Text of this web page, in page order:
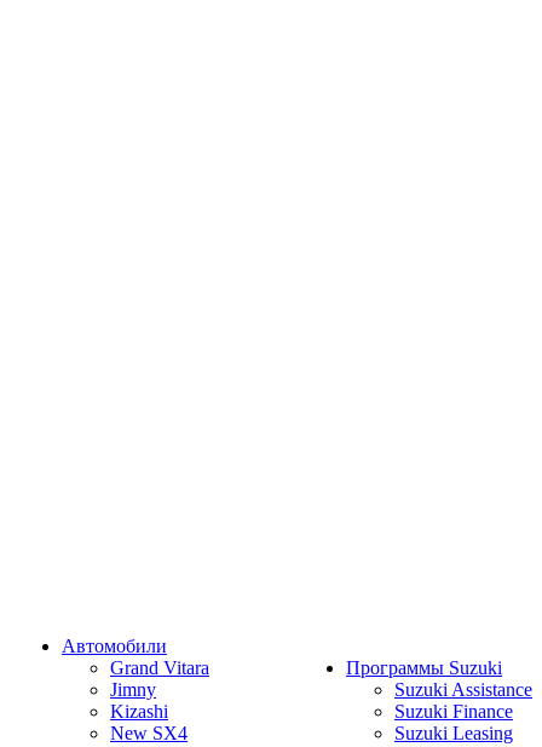
Автомобили
Grand Vitara
Jimny
Kizashi
New SX4
Программы Suzuki
Suzuki Assistance
Suzuki Finance
Suzuki Leasing